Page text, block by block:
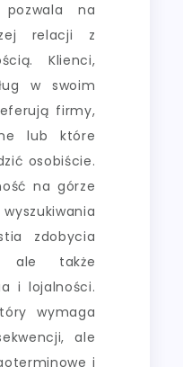
na
relacji z
Klienci,
w swoim
firmy,
lub które
osobiście.
na górze
zdobycia
ale także
i lojalności.
wymaga
ale
i